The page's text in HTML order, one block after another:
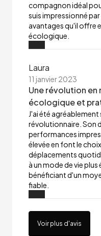
compagnon idéal
suis impressionné
avantages qu'il offre
écologique.
Laura
11 janvier 2023
Une révolution
écologique et
J'ai été
révolutionnaire. Son
performances
élevée en font le
déplacements
à un mode de vie
bénéficiant d'un
fiable.
Voir plus d'avis